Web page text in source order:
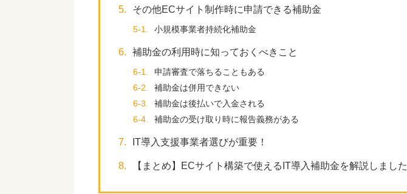
5. その他ECサイト制作時に申請できる補助金
5-1. 小規模事業者持続化補助金
6. 補助金の利用時に知っておくべきこと
6-1.
申請審査で落ちることもある
6-2.
補助金は併用できない
6-3.
補助金は後払いで入金される
6-4.
補助金の受け取り時に報告義務がある
7. IT導入支援事業者選びが重要！
8. 【まとめ】ECサイト構築で使えるIT導入補助金を解説しました